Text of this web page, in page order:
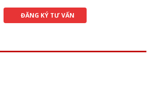
ĐĂNG KÝ TƯ VẤN